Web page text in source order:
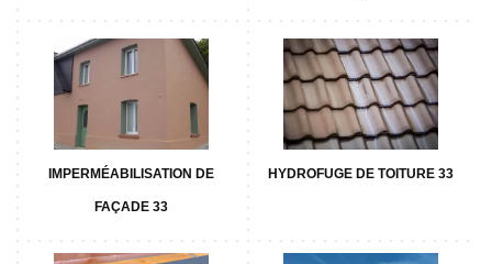
IMPERMÉABILISATION DE
FAÇADE 33
HYDROFUGE DE TOITURE 33